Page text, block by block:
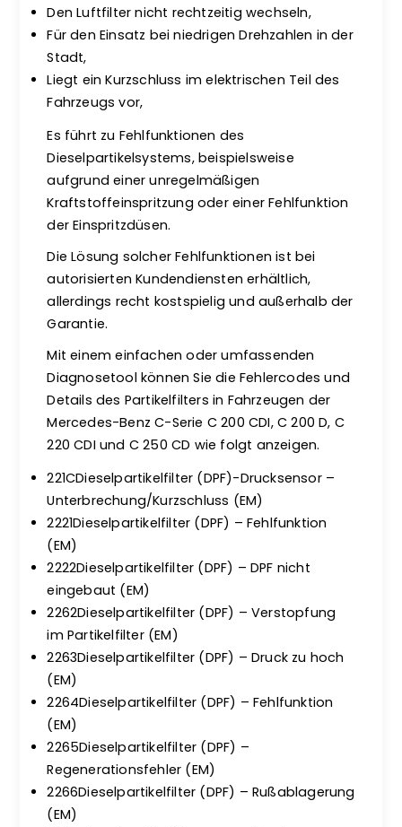
Den Luftfilter nicht rechtzeitig wechseln,
Für den Einsatz bei niedrigen Drehzahlen in der
Stadt,
Liegt ein Kurzschluss im elektrischen Teil des
Fahrzeugs vor,
Es führt zu Fehlfunktionen des
Dieselpartikelsystems, beispielsweise
aufgrund einer unregelmäßigen
Kraftstoffeinspritzung oder einer Fehlfunktion
der Einspritzdüsen.
Die Lösung solcher Fehlfunktionen ist bei
autorisierten Kundendiensten erhältlich,
allerdings recht kostspielig und außerhalb der
Garantie.
Mit einem einfachen oder umfassenden
Diagnosetool können Sie die Fehlercodes und
Details des Partikelfilters in Fahrzeugen der
Mercedes-Benz C-Serie C 200 CDI, C 200 D, C
220 CDI und C 250 CD wie folgt anzeigen.
221CDieselpartikelfilter (DPF)-Drucksensor –
Unterbrechung/Kurzschluss (EM)
2221Dieselpartikelfilter (DPF) – Fehlfunktion
(EM)
2222Dieselpartikelfilter (DPF) – DPF nicht
eingebaut (EM)
2262Dieselpartikelfilter (DPF) – Verstopfung
im Partikelfilter (EM)
2263Dieselpartikelfilter (DPF) – Druck zu hoch
(EM)
2264Dieselpartikelfilter (DPF) – Fehlfunktion
(EM)
2265Dieselpartikelfilter (DPF) –
Regenerationsfehler (EM)
2266Dieselpartikelfilter (DPF) – Rußablagerung
(EM)